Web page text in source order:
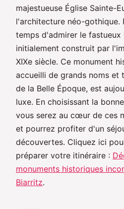
majestueuse Église Sainte-
l'architecture néo-gothique.
temps d'admirer le fastueux
initialement construit par
XIXe siècle. Ce monument
accueilli de grands noms et
de la Belle Époque, est
luxe. En choisissant la
vous serez au cœur de ces
et pourrez profiter d'un
découvertes. Cliquez ici
préparer votre itinéraire :
monuments historiques
Biarritz.